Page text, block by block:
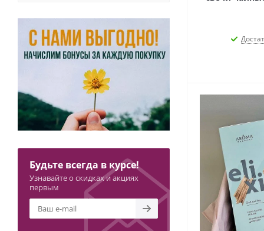
Будьте всегда в курсе!
Узнавайте о скидках и акциях
первым